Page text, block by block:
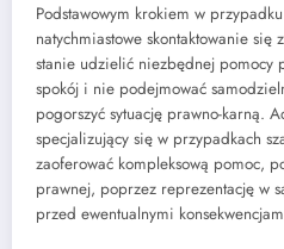
Podstawowym krokiem w
natychmiastowe skontaktowanie
stanie udzielić niezbędnej pomocy
spokój i nie podejmować
pogorszyć sytuację prawno-karną.
specjalizujący się w przypadkach
zaoferować kompleksową pomoc,
prawnej, poprzez reprezentację w
przed ewentualnymi